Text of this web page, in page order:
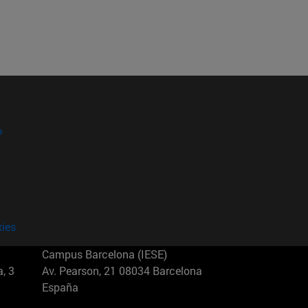
3
Campus Barcelona (IESE)
Av. Pearson, 21 08034 Barcelona
España